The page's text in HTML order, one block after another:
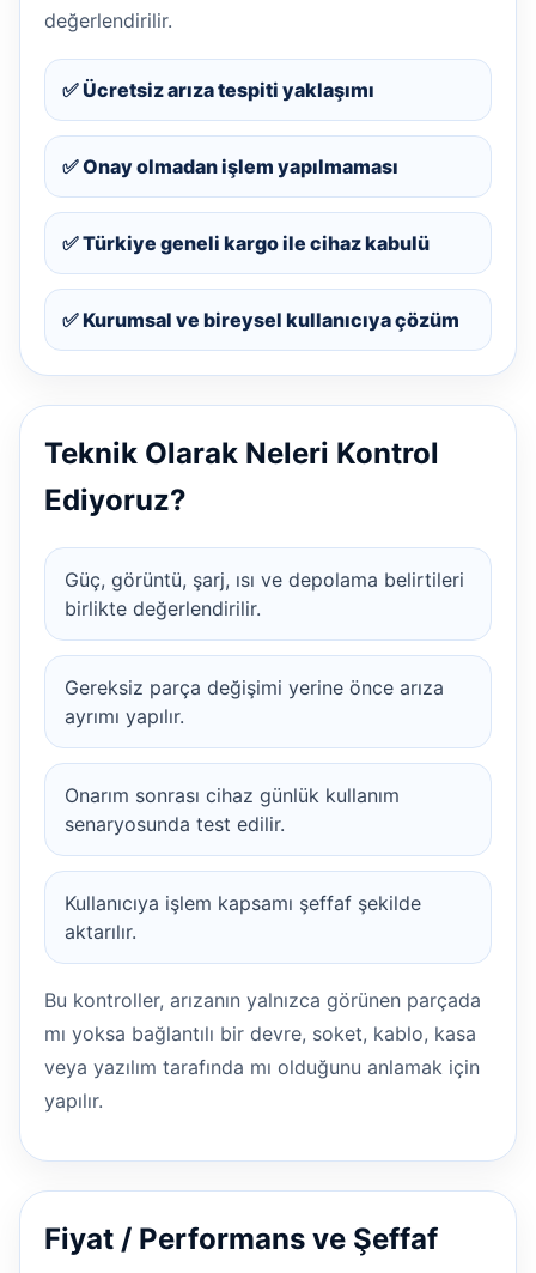
değerlendirilir.
✅ Ücretsiz arıza tespiti yaklaşımı
✅ Onay olmadan işlem yapılmaması
✅ Türkiye geneli kargo ile cihaz kabulü
✅ Kurumsal ve bireysel kullanıcıya çözüm
Teknik Olarak Neleri Kontrol
Ediyoruz?
Güç, görüntü, şarj, ısı ve depolama belirtileri
birlikte değerlendirilir.
Gereksiz parça değişimi yerine önce arıza
ayrımı yapılır.
Onarım sonrası cihaz günlük kullanım
senaryosunda test edilir.
Kullanıcıya işlem kapsamı şeffaf şekilde
aktarılır.
Bu kontroller, arızanın yalnızca görünen parçada
mı yoksa bağlantılı bir devre, soket, kablo, kasa
veya yazılım tarafında mı olduğunu anlamak için
yapılır.
Fiyat / Performans ve Şeffaf